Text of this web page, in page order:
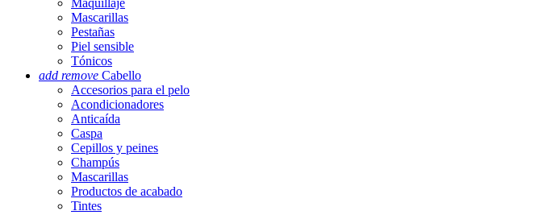
Maquillaje
Mascarillas
Pestañas
Piel sensible
Tónicos
add remove Cabello
Accesorios para el pelo
Acondicionadores
Anticaída
Caspa
Cepillos y peines
Champús
Mascarillas
Productos de acabado
Tintes